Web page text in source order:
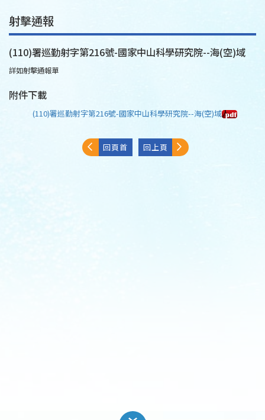
射擊通報
(110)署巡勤射字第216號-國家中山科學研究院--海(空)域
詳如射擊通報單
附件下載
(110)署巡勤射字第216號-國家中山科學研究院--海(空)域
回頁首 回上頁